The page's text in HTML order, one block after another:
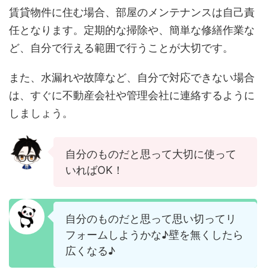
賃貸物件に住む場合、部屋のメンテナンスは自己責
任となります。定期的な掃除や、簡単な修繕作業な
ど、自分で行える範囲で行うことが大切です。
また、水漏れや故障など、自分で対応できない場合
は、すぐに不動産会社や管理会社に連絡するように
しましょう。
自分のものだと思って大切に使って
いればOK！
自分のものだと思って思い切ってリ
フォームしようかな♪壁を無くしたら
広くなる♪